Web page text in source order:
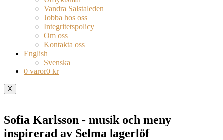
Vandra Salstaleden
Jobba hos oss
Integritetspolicy
Om oss
Kontakta oss
English
Svenska
0 varor0 kr
X
Sofia Karlsson - musik och meny
inspirerad av Selma lagerlöf